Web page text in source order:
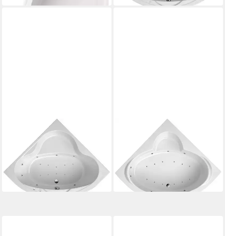
Whirlpool-Badewanne Sara
1.672,32 € 2.450,00 €
-32%
lieferbar in 3 Wochen
Whirlpool-Badewanne
Sardinia
2.403,35 € 3.400,00 €
lieferbar in 3 Wochen